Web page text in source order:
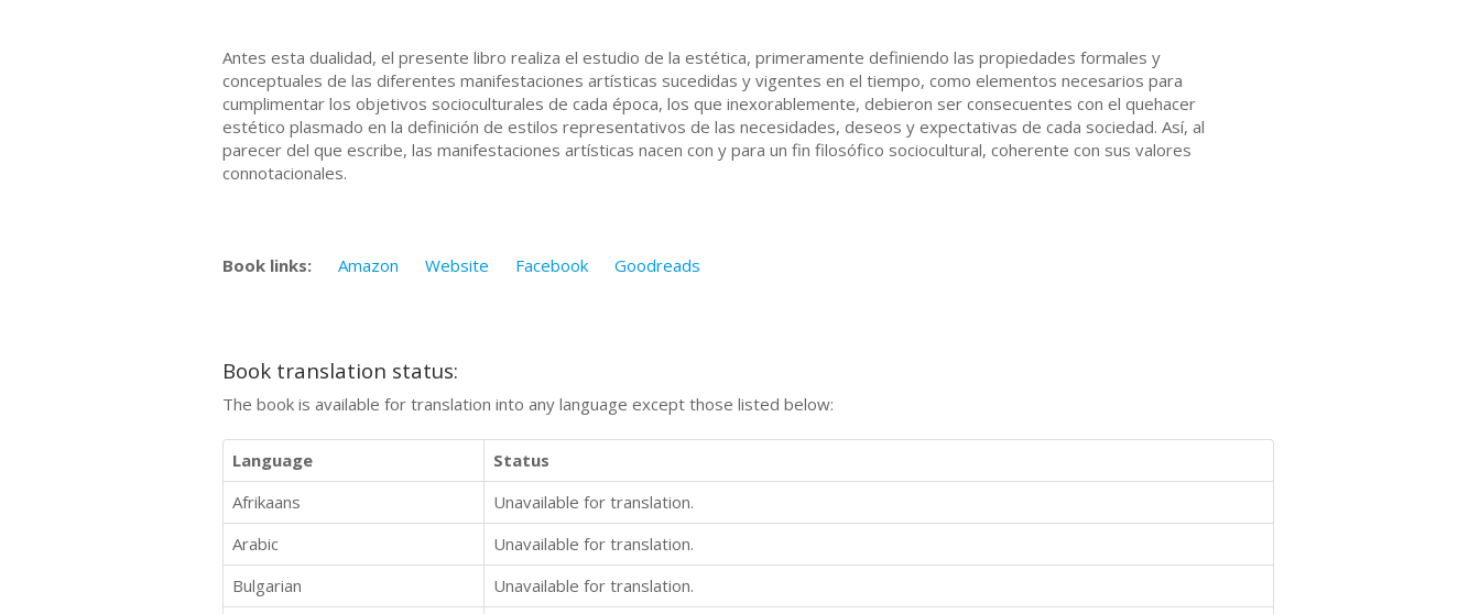
Antes esta dualidad, el presente libro realiza el estudio de la estética, primeramente definiendo las propiedades formales y
conceptuales de las diferentes manifestaciones artísticas sucedidas y vigentes en el tiempo, como elementos necesarios para
cumplimentar los objetivos socioculturales de cada época, los que inexorablemente, debieron ser consecuentes con el quehacer
estético plasmado en la definición de estilos representativos de las necesidades, deseos y expectativas de cada sociedad. Así, al
parecer del que escribe, las manifestaciones artísticas nacen con y para un fin filosófico sociocultural, coherente con sus valores
connotacionales.
Book links: Amazon Website Facebook Goodreads
Book translation status:
The book is available for translation into any language except those listed below:
Language
Status
Afrikaans
Unavailable for translation.
Arabic
Unavailable for translation.
Bulgarian
Unavailable for translation.